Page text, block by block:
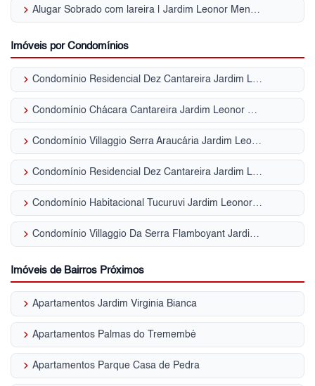
keyboard_arrow_right Alugar Sobrado com lareira | Jardim Leonor Mendes de Barros
Imóveis por Condomínios
keyboard_arrow_right Condomínio Residencial Dez Cantareira Jardim Leonor Mendes de Barros
keyboard_arrow_right Condomínio Chácara Cantareira Jardim Leonor Mendes de Barros
keyboard_arrow_right Condomínio Villaggio Serra Araucária Jardim Leonor Mendes de Barros
keyboard_arrow_right Condomínio Residencial Dez Cantareira Jardim Leonor Mendes de Barros
keyboard_arrow_right Condomínio Habitacional Tucuruvi Jardim Leonor Mendes de Barros
keyboard_arrow_right Condomínio Villaggio Da Serra Flamboyant Jardim Leonor Mendes de Barros
Imóveis de Bairros Próximos
keyboard_arrow_right Apartamentos Jardim Virginia Bianca
keyboard_arrow_right Apartamentos Palmas do Tremembé
keyboard_arrow_right Apartamentos Parque Casa de Pedra